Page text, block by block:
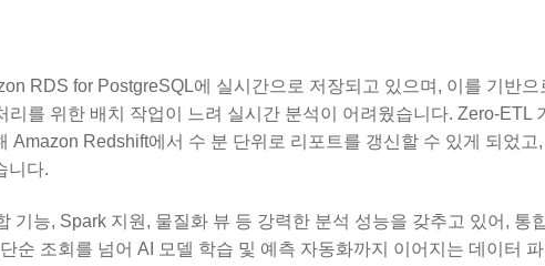
RDS for PostgreSQL에 실시간으로 저장되고 있으며, 이를 기반으
를 위한 배치 작업이 느려 실시간 분석이 어려웠습니다. Zero-ETL
Amazon Redshift에서 수 분 단위로 리포트를 갱신할 수 있게 되었고
니다.
기능, Spark 지원, 물질화 뷰 등 강력한 분석 성능을 갖추고 있어, 통
순 조회를 넘어 AI 모델 학습 및 예측 자동화까지 이어지는 데이터